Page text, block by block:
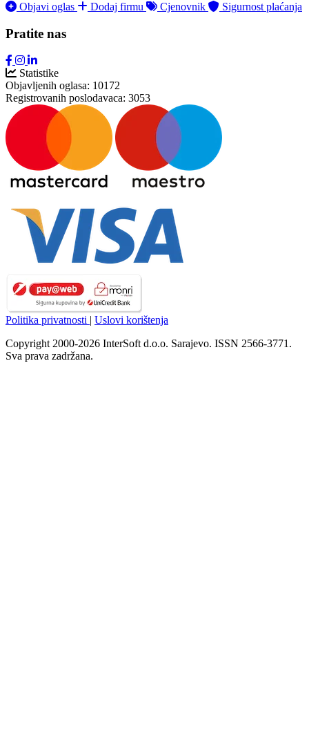
Objavi oglas Dodaj firmu Cjenovnik Sigurnost plaćanja
Pratite nas
Statistike
Objavljenih oglasa: 10172
Registrovanih poslodavaca: 3053
Politika privatnosti | Uslovi korištenja
Copyright 2000-2026 InterSoft d.o.o. Sarajevo. ISSN 2566-3771.
Sva prava zadržana.